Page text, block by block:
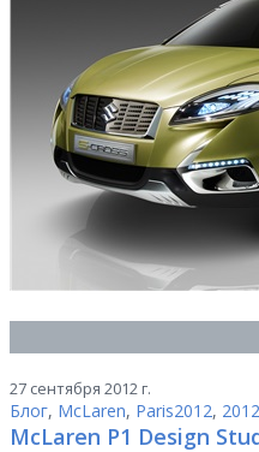
27 сентября 2012 г.
Блог, McLaren, Paris2012, 2012
McLaren P1 Design